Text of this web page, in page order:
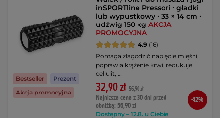
Bestseller
Prezent
Akcja promocyjna
inSPORTline Pressori ∙ gładki
lub wypustkowy ∙ 33 × 14 cm ∙
udźwig 150 kgAKCJA
PROMOCYJNA
4.9 (16)
Pomaga złagodzić napięcie mięśni,
poprawia krążenie krwi, redukuje
cellulit, …
32,90 zł 56,90 zł
Najniższa cena z 30 dni przed
obniżką: 56,90 zł
Dostępny – 12.8. u Ciebie
-42%